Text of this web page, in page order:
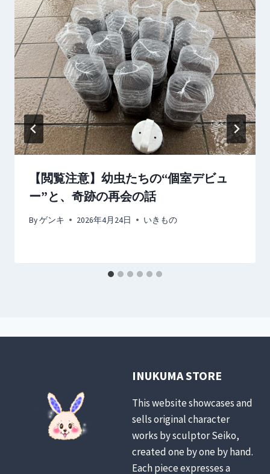
ョ
ン
【閲覧注意】幼虫たちの“個室デビュ
ー”と、奇跡の再会の話
Byゲンキ 2026年4月24日 いきもの
INUKUMA STORE
This website showcases and
sells original character
works by sculptor Seiko,
created one by one by hand.
Each piece expresses a